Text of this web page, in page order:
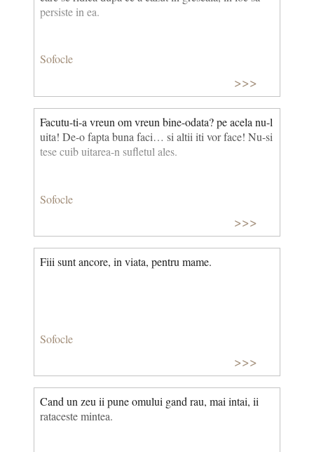
persiste in ea.
Sofocle
>>>
Facutu-ti-a vreun om vreun bine-odata? pe acela nu-l
uita! De-o fapta buna faci… si altii iti vor face! Nu-si
tese cuib uitarea-n sufletul ales.
Sofocle
>>>
Fiii sunt ancore, in viata, pentru mame.
Sofocle
>>>
Cand un zeu ii pune omului gand rau, mai intai, ii
rataceste mintea.